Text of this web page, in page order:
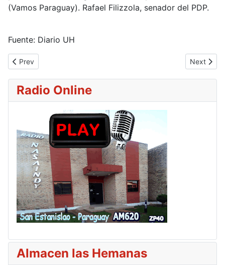
(Vamos Paraguay). Rafael Filizzola, senador del PDP.
Fuente: Diario UH
Previous article: Descubren cuenta secreta de Abdo Benítez
Prev Next
Next
Radio Online
Almacen las Hemanas